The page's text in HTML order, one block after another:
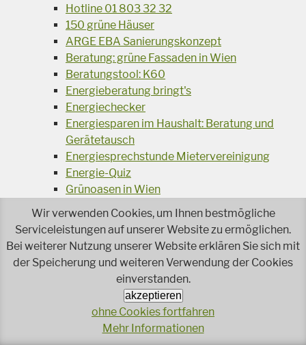
Hotline 01 803 32 32
150 grüne Häuser
ARGE EBA Sanierungskonzept
Beratung: grüne Fassaden in Wien
Beratungstool: K60
Energieberatung bringt's
Energiechecker
Energiesparen im Haushalt: Beratung und
Gerätetausch
Energiesprechstunde Mietervereinigung
Energie-Quiz
Grünoasen in Wien
HAUSKUNFT
Hochbeet in Neuleopoldau
Hotline KKW Mochovce
Klimatipps HOFER / ALDI SÜD
Kooperation MeineRaumluft.at
Langlebige Geräte
Lebensmittelabfälle - Plakativ
Mobinclusion
Naturnahe Grünanlage im Wohnbau
Wir verwenden Cookies, um Ihnen bestmögliche
Serviceleistungen auf unserer Website zu ermöglichen.
Bei weiterer Nutzung unserer Website erklären Sie sich mit
der Speicherung und weiteren Verwendung der Cookies
einverstanden.
akzeptieren
ohne Cookies fortfahren
Mehr Informationen